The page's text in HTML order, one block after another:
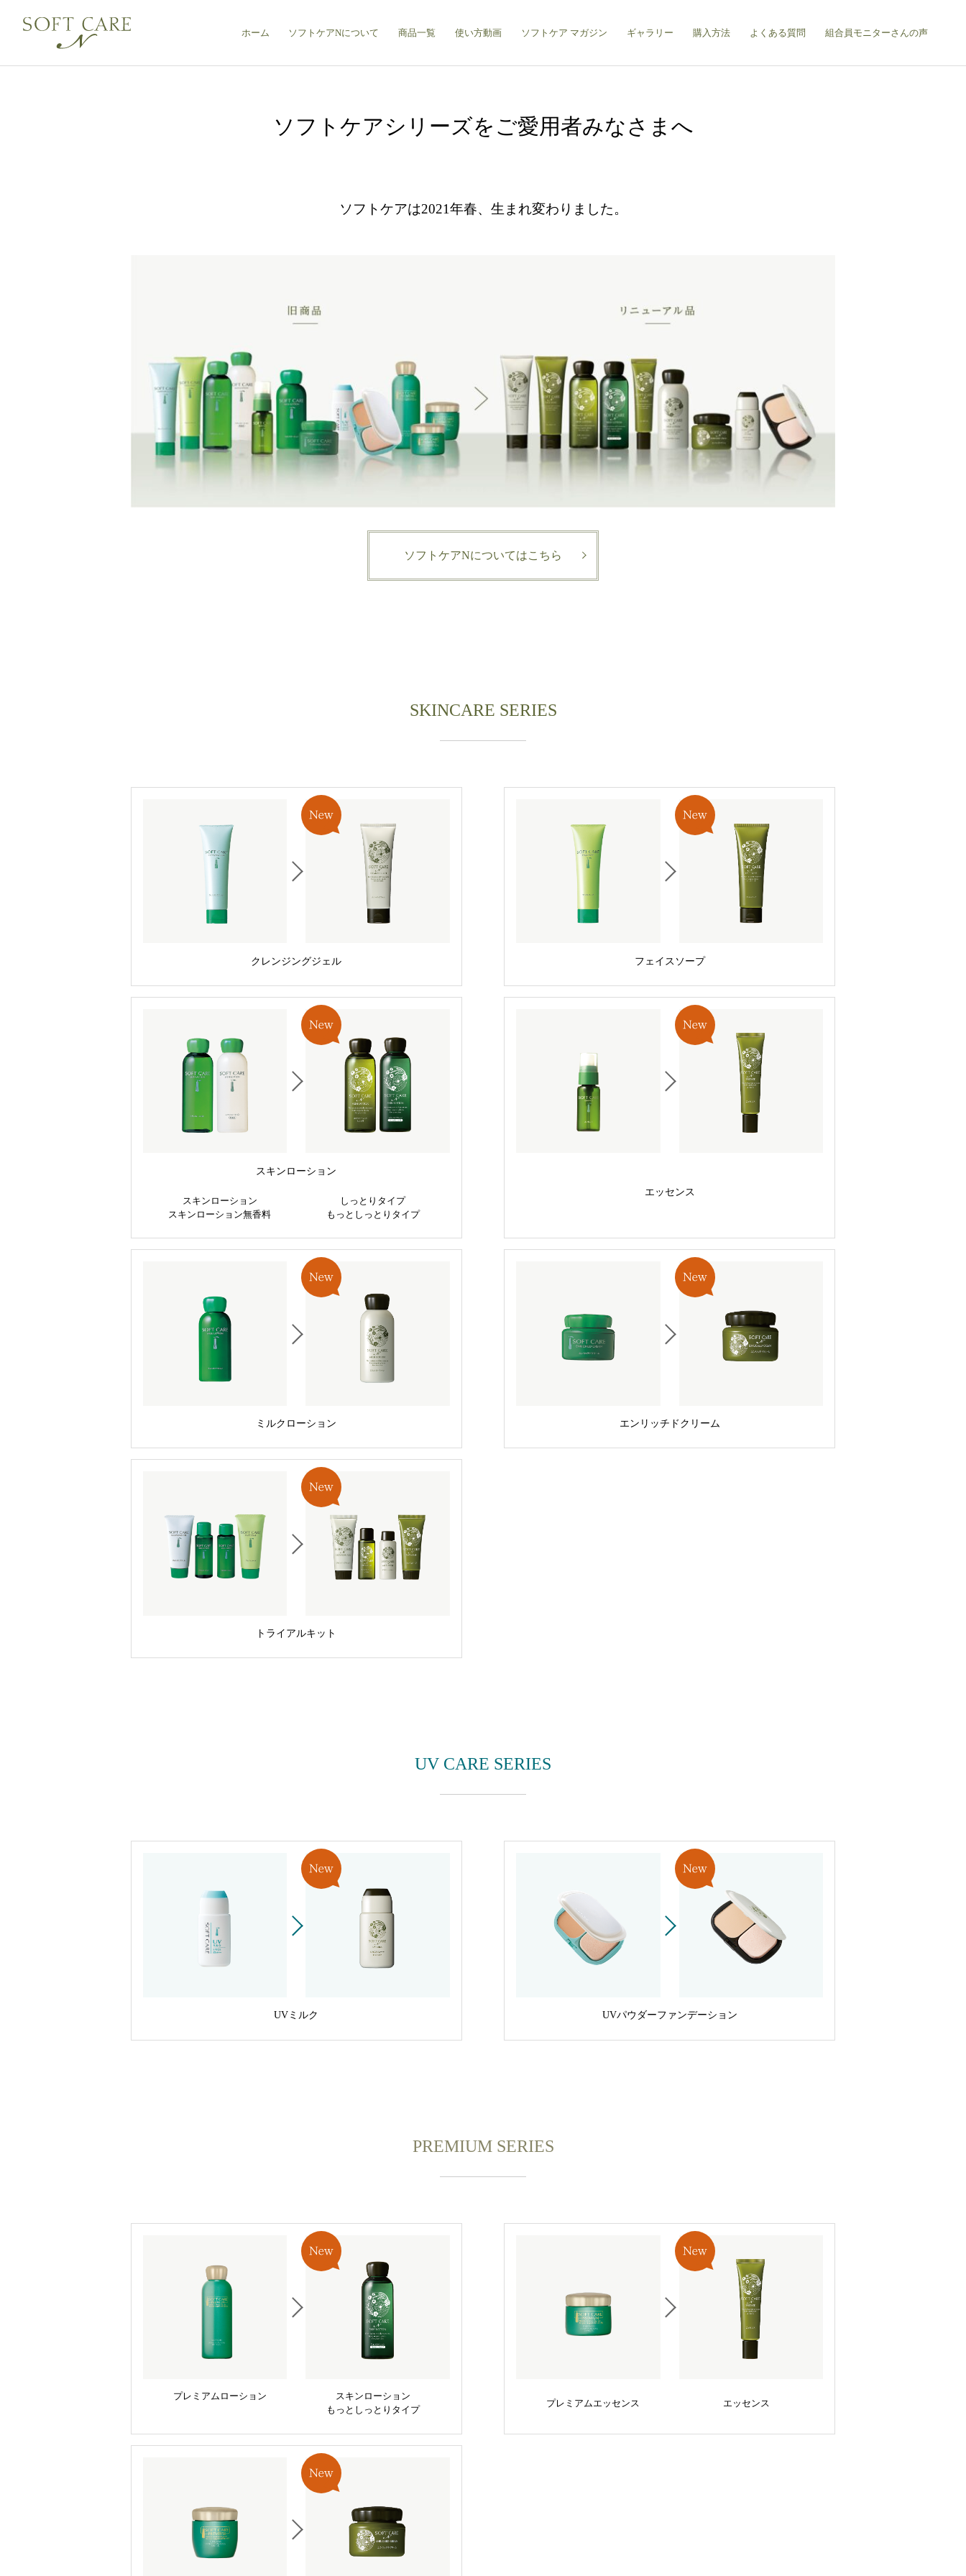
ホーム ソフトケアNについて 商品一覧 使い方動画 ソフトケア マガジン ギャラリー 購入方法 よくある質問 組合員モニターさんの声
ソフトケアシリーズをご愛用者みなさまへ
ソフトケアは2021年春、生まれ変わりました。
ソフトケアNについてはこちら
SKINCARE SERIES
クレンジングジェル フェイスソープ
スキンローション
スキンローション
スキンローション無香料
しっとりタイプ
もっとしっとりタイプ
エッセンス
ミルクローション エンリッチドクリーム
トライアルキット
UV CARE SERIES
UVミルク UVパウダーファンデーション
PREMIUM SERIES
プレミアムローション
スキンローション
もっとしっとりタイプ
プレミアムエッセンス エッセンス